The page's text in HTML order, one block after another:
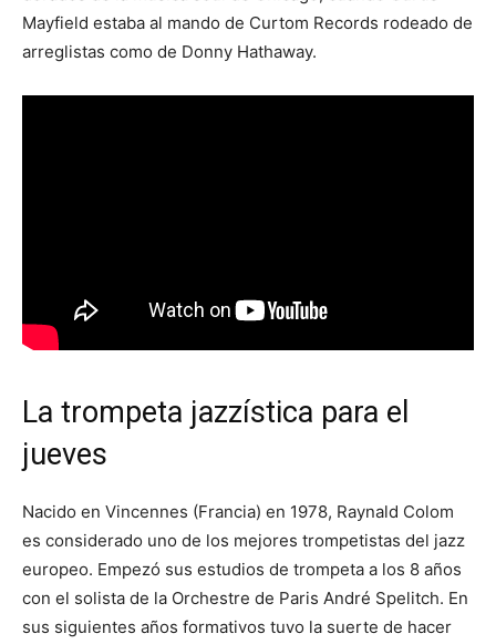
Mayfield estaba al mando de Curtom Records rodeado de
arreglistas como de Donny Hathaway.
La trompeta jazzística para el
jueves
Nacido en Vincennes (Francia) en 1978, Raynald Colom
es considerado uno de los mejores trompetistas del jazz
europeo. Empezó sus estudios de trompeta a los 8 años
con el solista de la Orchestre de Paris André Spelitch. En
sus siguientes años formativos tuvo la suerte de hacer